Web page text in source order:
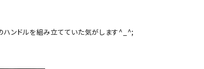
ハンドルを組み立てていた気がします^_^;